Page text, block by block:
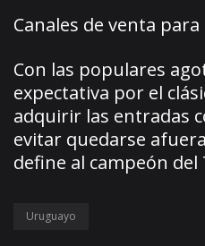
Canales de venta para
Con las populares
expectativa por el
adquirir las entradas
evitar quedarse
define al campeón
Uruguayo